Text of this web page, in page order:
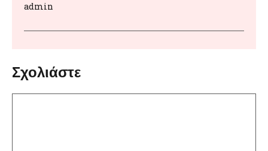
admin
Σχολιάστε